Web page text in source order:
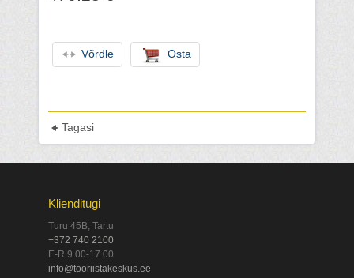
Võrdle Osta
Tagasi
Klienditugi
Turu 45B, Tartu
+372 740 2100
E-R 9.00-17.00
info@tooriistakeskus.ee